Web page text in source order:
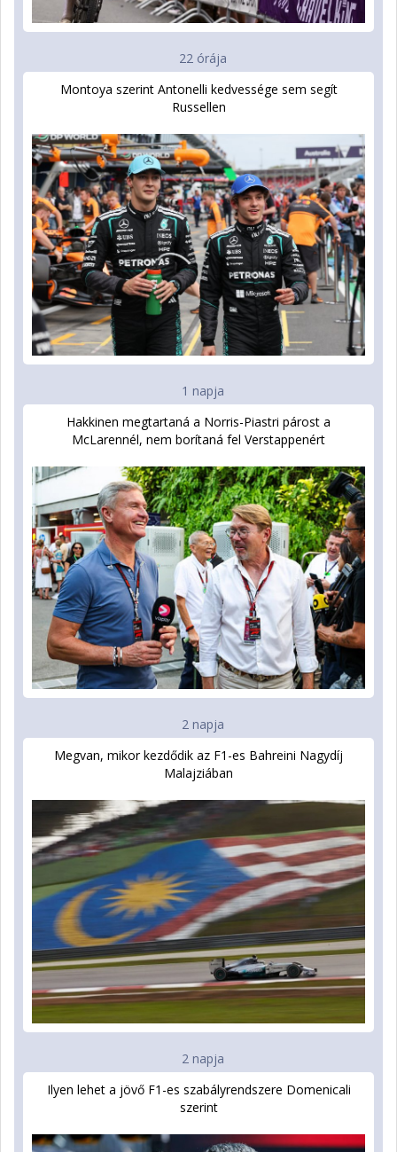
22 órája
Montoya szerint Antonelli kedvessége sem segít
Russellen
1 napja
Hakkinen megtartaná a Norris-Piastri párost a
McLarennél, nem borítaná fel Verstappenért
2 napja
Megvan, mikor kezdődik az F1-es Bahreini Nagydíj
Malajziában
2 napja
Ilyen lehet a jövő F1-es szabályrendszere Domenicali
szerint